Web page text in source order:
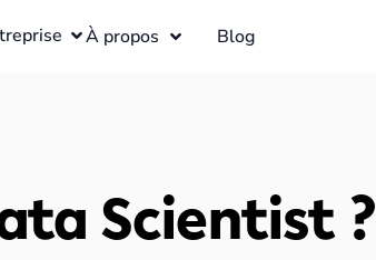
À propos Blog
Scientist ?